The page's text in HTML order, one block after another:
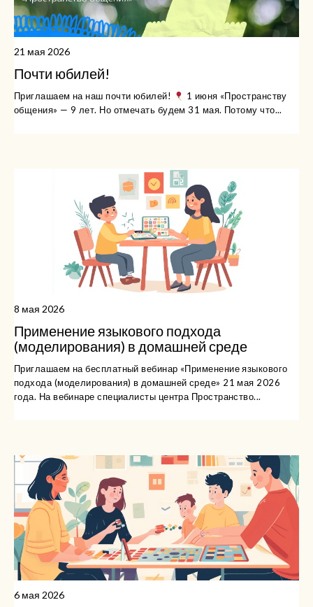
21 мая 2026
Почти юбилей!
Приглашаем на наш почти юбилей!
1 июня «Пространству
общения» — 9 лет. Но отмечать будем 31 мая. Потому что...
8 мая 2026
Применение языкового подхода
(моделирования) в домашней среде
Приглашаем на бесплатный вебинар «Применение языкового
подхода (моделирования) в домашней среде» 21 мая 2026
года. На вебинаре специалисты центра Пространство...
6 мая 2026